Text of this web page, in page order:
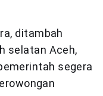
ditambah
selatan Aceh,
segera